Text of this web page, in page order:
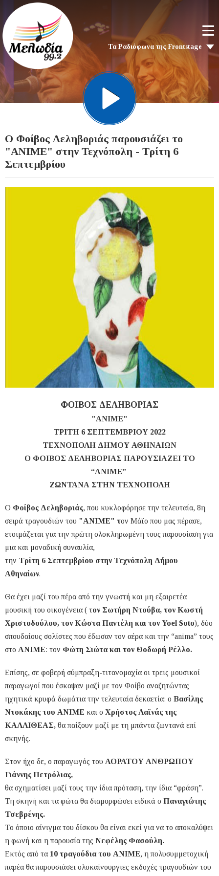
Τα Ραδιόφωνα της Frontstage
O Φοίβος Δεληβοριάς παρουσιάζει το
"ΑΝΙΜΕ" στην Τεχνόπολη - Τρίτη 6
Σεπτεμβρίου
ΦΟΙΒΟΣ ΔΕΛΗΒΟΡΙΑΣ
"ΑΝΙΜΕ"
ΤΡΙΤΗ 6 ΣΕΠΤΕΜΒΡΙΟΥ 2022
ΤΕΧΝΟΠΟΛΗ ΔΗΜΟΥ ΑΘΗΝΑΙΩΝ
Ο ΦΟΙΒΟΣ ΔΕΛΗΒΟΡΙΑΣ ΠΑΡΟΥΣΙΑΖΕΙ ΤΟ
“ΑΝΙΜΕ”
ΖΩΝΤΑΝΑ ΣΤΗΝ ΤΕΧΝΟΠΟΛΗ
Ο Φοίβος Δεληβοριάς, που κυκλοφόρησε την τελευταία, 8η
σειρά τραγουδιών του "ΑΝΙΜΕ" τον Μάϊο που μας πέρασε,
ετοιμάζεται για την πρώτη ολοκληρωμένη τους παρουσίαση για
μια και μοναδική συναυλία,
την Τρίτη 6 Σεπτεμβρίου στην Τεχνόπολη Δήμου
Αθηναίων.
Θα έχει μαζί του πέρα από την γνωστή και μη εξαιρετέα
μουσική του οικογένεια ( τον Σωτήρη Ντούβα, τον Κωστή
Χριστοδούλου, τον Κώστα Παντέλη και τον Yoel Soto), δύο
σπουδαίους σολίστες που έδωσαν τον αέρα και την “anima” τους
στο ΑΝΙΜΕ: τον Φώτη Σιώτα και τον Θοδωρή Ρέλλο.
Επίσης, σε φοβερή σύμπραξη-τιτανομαχία οι τρεις μουσικοί
παραγωγοί που έσκαψαν μαζί με τον Φοίβο αναζητώντας
ηχητικά κρυφά δωμάτια την τελευταία δεκαετία: ο Βασίλης
Ντοκάκης του ΑΝΙΜΕ και ο Χρήστος Λαϊνάς της
ΚΑΛΛΙΘΕΑΣ, θα παίξουν μαζί με τη μπάντα ζωντανά επί
σκηνής.
Στον ήχο δε, ο παραγωγός του ΑΟΡΑΤΟΥ ΑΝΘΡΩΠΟΥ
Γιάννης Πετρόλιας,
θα σχηματίσει μαζί τους την ίδια πρόταση, την ίδια “φράση”.
Τη σκηνή και τα φώτα θα διαμορφώσει ειδικά ο Παναγιώτης
Τσεβρένης.
Το όποιο αίνιγμα του δίσκου θα είναι εκεί για να το αποκαλύψει
η φωνή και η παρουσία της Νεφέλης Φασούλη.
Εκτός από τα 10 τραγούδια του ΑΝΙΜΕ, η πολυσυμμετοχική
παρέα θα παρουσιάσει ολοκαίνουργιες εκδοχές τραγουδιών του